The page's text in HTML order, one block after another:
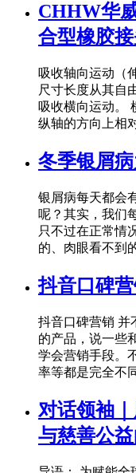
CHHW华
合型橡胶
吸收轴向运动（
尺寸长度从其自
吸收横向运动。
纵轴的方向上相
冬季银屑
银屑病每天都会
呢？其实，我们
只不过在正常情
的、肉眼看不到
抖音口碑
抖音口碑营销 并
的产品，说一些
学会营销手段。
率等都是完全不
对话领袖
与慈善公